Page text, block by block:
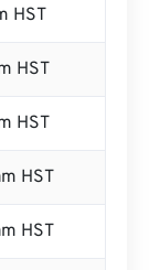
HST
HST
HST
HST
HST